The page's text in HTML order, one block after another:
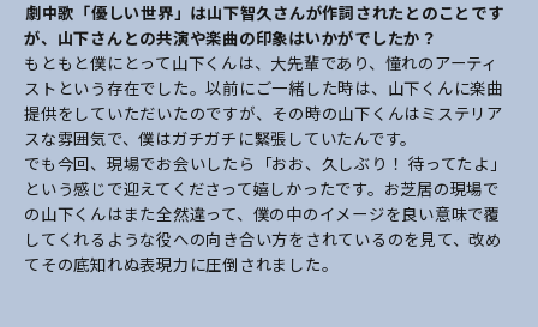
――劇中歌「優しい世界」は山下智久さんが作詞されたとのことです
が、山下さんとの共演や楽曲の印象はいかがでしたか？
もともと僕にとって山下くんは、大先輩であり、憧れのアーティ
ストという存在でした。以前にご一緒した時は、山下くんに楽曲
提供をしていただいたのですが、その時の山下くんはミステリア
スな雰囲気で、僕はガチガチに緊張していたんです。
でも今回、現場でお会いしたら「おお、久しぶり！ 待ってたよ」
という感じで迎えてくださって嬉しかったです。お芝居の現場で
の山下くんはまた全然違って、僕の中のイメージを良い意味で覆
してくれるような役への向き合い方をされているのを見て、改め
てその底知れぬ表現力に圧倒されました。